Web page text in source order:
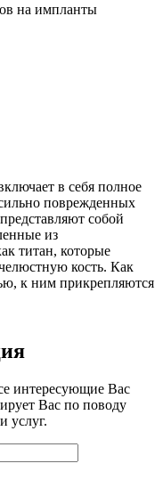
в себя полное
поврежденных
собой
из
титан, которые
кость. Как
к ним прикрепляются
интересующие Вас
Вас по поводу
услуг.